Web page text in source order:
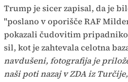
Trump je sicer zapisal, da je
"poslano v oporišče RAF
pokazali čudovitim
sil, kot je zahtevala celotna
navdušeni, fotografija je
naši poti nazaj v ZDA iz